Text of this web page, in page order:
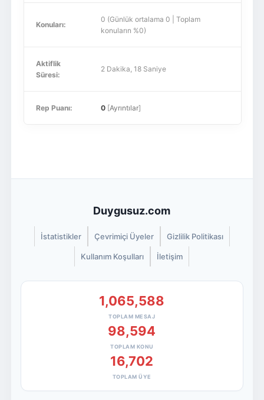
Konuları:
0 (Günlük ortalama 0 | Toplam
konuların %0)
Aktiflik
Süresi:
2 Dakika, 18 Saniye
Rep Puanı: 0[Ayrıntılar]
Duygusuz.com
İstatistikler Çevrimiçi Üyeler Gizlilik Politikası
Kullanım Koşulları İletişim
1,065,588
TOPLAM MESAJ
98,594
TOPLAM KONU
16,702
TOPLAM ÜYE